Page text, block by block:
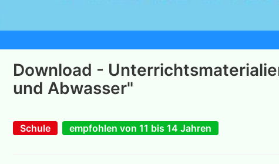
Download -
und Abwasser"
Schule empfohlen von 11 bis 14 Jahren